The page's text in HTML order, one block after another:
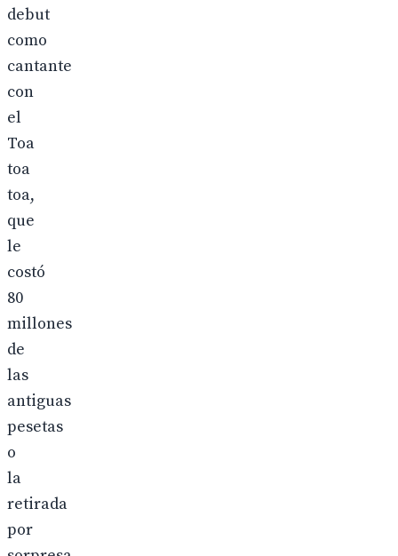
debut
como
cantante
con
el
Toa
toa
toa,
que
le
costó
80
millones
de
las
antiguas
pesetas
o
la
retirada
por